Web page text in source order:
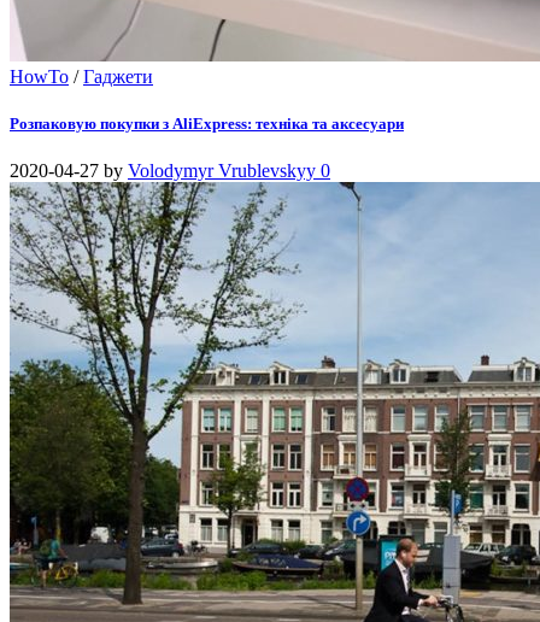
HowTo /Гаджети
Розпаковую покупки з AliExpress: техніка та аксесуари
2020-04-27 by Volodymyr Vrublevskyy 0